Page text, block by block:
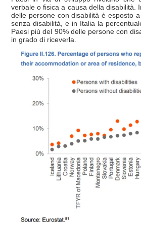
verbale o fisica a causa della disabilità.
delle persone con disabilità è esposto
senza disabilità, e in Italia la
Paesi più del 90% delle persone con
in grado di riceverla.